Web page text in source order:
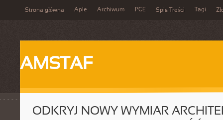
Strona główna Aple Archiwum PGE Spis Treści Tagi
AMSTAF
ODKRYJ NOWY WYMIAR